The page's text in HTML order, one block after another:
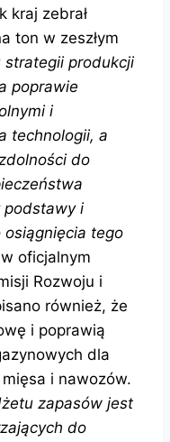
kraj zebrał
ton w zeszłym
strategii produkcji
poprawie
i
technologii, a
do
podstawy i
tego
oficjalnym
Rozwoju i
również, że
i poprawią
dla
i nawozów.
zapasów jest
do